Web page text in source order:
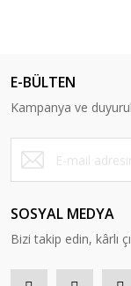
E-BÜLTEN
Kampanya ve
SOSYAL MEDYA
Bizi takip edin, kârlı